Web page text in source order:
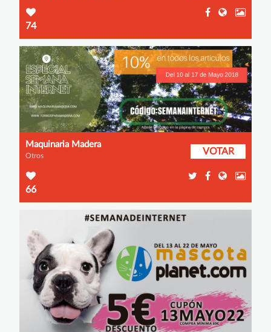
74
Maquinaria Madera
Otros VOTAR
66